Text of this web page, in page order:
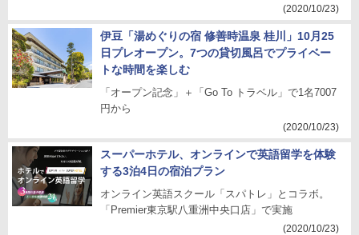
(2020/10/23)
伊豆「湯めぐりの宿 修善時温泉 桂川」10月25
日プレオープン。7つの貸切風呂でプライベー
トな時間を楽しむ
「オープン記念」＋「Go To トラベル」で1名7007
円から
(2020/10/23)
スーパーホテル、オンラインで英語留学を体験
する3泊4日の宿泊プラン
オンライン英語スクール「スパトレ」とコラボ。
「Premier東京駅八重洲中央口店」で実施
(2020/10/23)